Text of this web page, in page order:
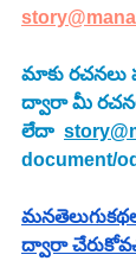
మాకు రచనలు
ద్వారా మీ
లేదా
document/
ద్వారా